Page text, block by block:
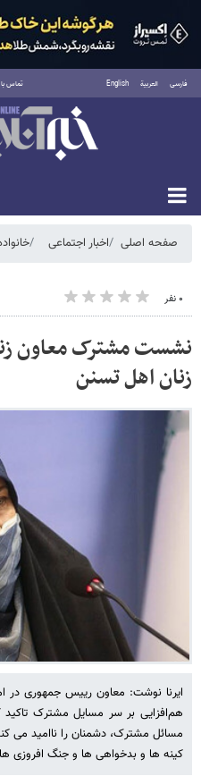
فارسی العربية English تماس با
شنبه ۱۷ مرداد ۱۴۰۵
صفحه اصلی اخبار اجتماعی
۰ نفر
نشست مشترک معاون
زنان اهل تسنن
ایرنا نوشت: معاون رییس جمهوری در
هم‌افزایی بر سر مسایل مشترک
مسائل مشترک، دشمنان را ناامید می
کینه ها و بدخواهی ها و جنگ افروزی